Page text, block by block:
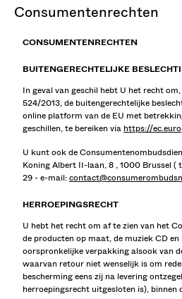
consumentenrechten
CONSUMENTENRECHTEN
BUITENGERECHTELIJKE
In geval van geschil hebt U het recht
524/2013, de buitengerechtelijke
online platform van de EU met
geschillen, te bereiken via https://
U kunt ook de
Koning Albert II-laan, 8 , 1000 Brussel (
29 - e-mail:
HERROEPINGSRECHT
U hebt het recht om af te zien van het
de producten op maat, de muziek CD en
oorspronkelijke verpakking alsook van
waarvan retour niet wenselijk is om
bescherming eens zij na levering
herroepingsrecht uitgesloten is), binnen